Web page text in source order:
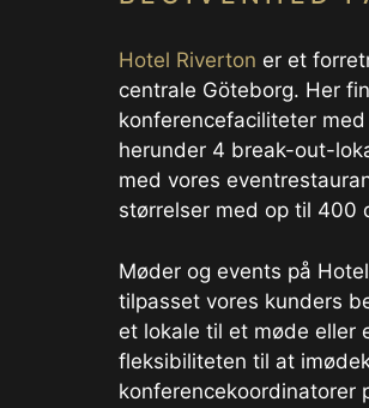
Hotel Riverton er et
centrale Göteborg. Her
konferencefaciliteter
herunder 4 break-out-
med vores
størrelser med op til 400
Møder og events på
tilpasset vores kunders
et lokale til et møde eller
fleksibiliteten til at
konferencekoordinatorer